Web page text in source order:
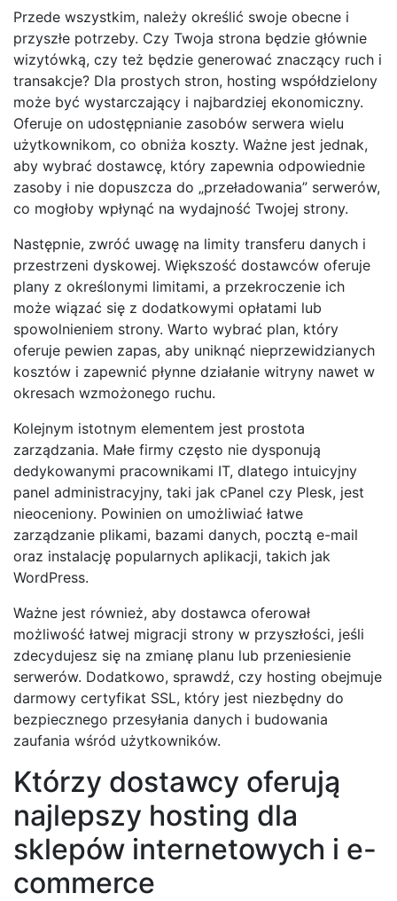
Przede wszystkim, należy określić swoje obecne i
przyszłe potrzeby. Czy Twoja strona będzie głównie
wizytówką, czy też będzie generować znaczący ruch i
transakcje? Dla prostych stron, hosting współdzielony
może być wystarczający i najbardziej ekonomiczny.
Oferuje on udostępnianie zasobów serwera wielu
użytkownikom, co obniża koszty. Ważne jest jednak,
aby wybrać dostawcę, który zapewnia odpowiednie
zasoby i nie dopuszcza do „przeładowania” serwerów,
co mogłoby wpłynąć na wydajność Twojej strony.
Następnie, zwróć uwagę na limity transferu danych i
przestrzeni dyskowej. Większość dostawców oferuje
plany z określonymi limitami, a przekroczenie ich
może wiązać się z dodatkowymi opłatami lub
spowolnieniem strony. Warto wybrać plan, który
oferuje pewien zapas, aby uniknąć nieprzewidzianych
kosztów i zapewnić płynne działanie witryny nawet w
okresach wzmożonego ruchu.
Kolejnym istotnym elementem jest prostota
zarządzania. Małe firmy często nie dysponują
dedykowanymi pracownikami IT, dlatego intuicyjny
panel administracyjny, taki jak cPanel czy Plesk, jest
nieoceniony. Powinien on umożliwiać łatwe
zarządzanie plikami, bazami danych, pocztą e-mail
oraz instalację popularnych aplikacji, takich jak
WordPress.
Ważne jest również, aby dostawca oferował
możliwość łatwej migracji strony w przyszłości, jeśli
zdecydujesz się na zmianę planu lub przeniesienie
serwerów. Dodatkowo, sprawdź, czy hosting obejmuje
darmowy certyfikat SSL, który jest niezbędny do
bezpiecznego przesyłania danych i budowania
zaufania wśród użytkowników.
Którzy dostawcy oferują
najlepszy hosting dla
sklepów internetowych i e-
commerce